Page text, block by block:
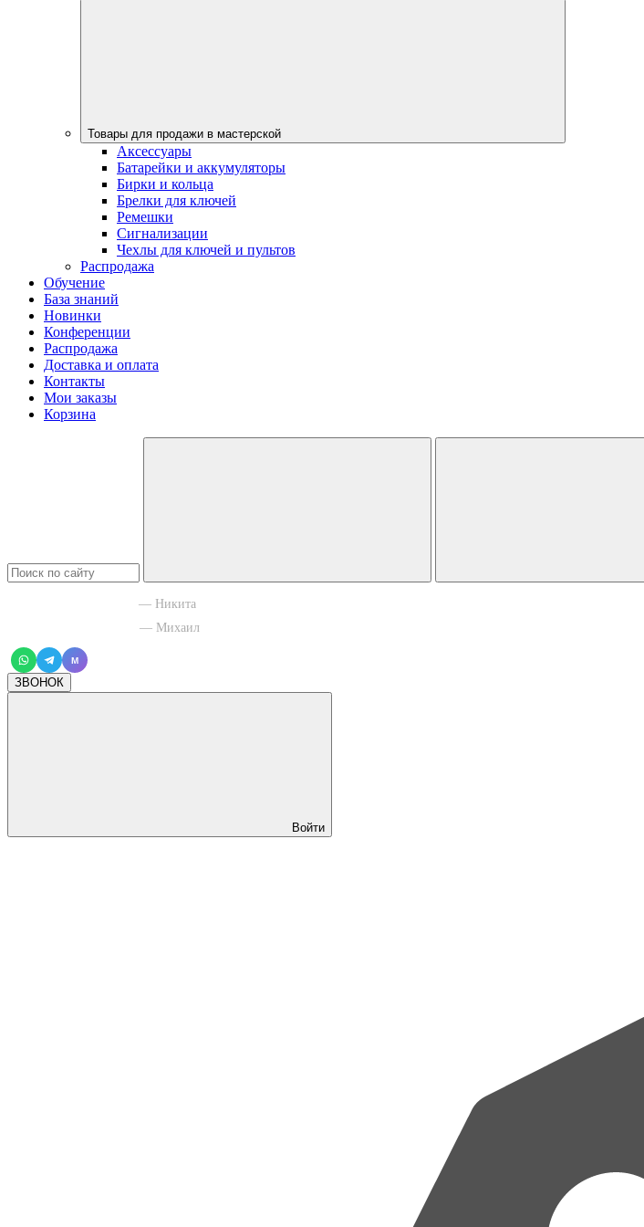
Товары для продажи в мастерской
Аксессуары
Батарейки и аккумуляторы
Бирки и кольца
Брелки для ключей
Ремешки
Сигнализации
Чехлы для ключей и пультов
Распродажа
Обучение
База знаний
Новинки
Конференции
Распродажа
Доставка и оплата
Контакты
Мои заказы
Корзина
— Никита
— Михаил
M
ЗВОНОК
Войти